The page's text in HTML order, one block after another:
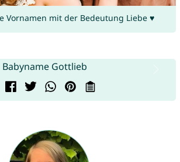
Vornamen mit der Bedeutung Liebe ♥